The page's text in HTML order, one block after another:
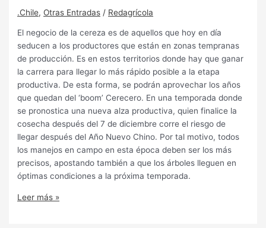
.Chile, Otras Entradas / Redagrícola
El negocio de la cereza es de aquellos que hoy en día
seducen a los productores que están en zonas tempranas
de producción. Es en estos territorios donde hay que ganar
la carrera para llegar lo más rápido posible a la etapa
productiva. De esta forma, se podrán aprovechar los años
que quedan del ‘boom’ Cerecero. En una temporada donde
se pronostica una nueva alza productiva, quien finalice la
cosecha después del 7 de diciembre corre el riesgo de
llegar después del Año Nuevo Chino. Por tal motivo, todos
los manejos en campo en esta época deben ser los más
precisos, apostando también a que los árboles lleguen en
óptimas condiciones a la próxima temporada.
Leer más »